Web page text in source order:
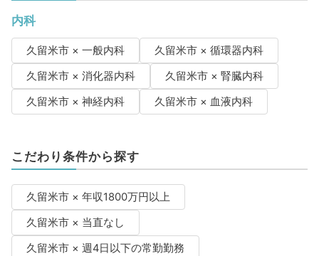
内科
久留米市 × 一般内科
久留米市 × 循環器内科
久留米市 × 消化器内科
久留米市 × 腎臓内科
久留米市 × 神経内科
久留米市 × 血液内科
こだわり条件から探す
久留米市 × 年収1800万円以上
久留米市 × 当直なし
久留米市 × 週4日以下の常勤勤務